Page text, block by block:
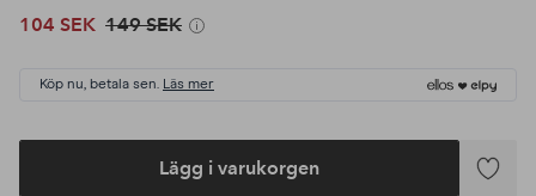
104 SEK 149 SEK
Köp nu, betala sen. Läs mer
Lägg i varukorgen
Lägg